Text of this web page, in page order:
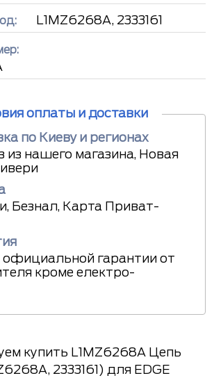
L1MZ6268A, 2333161
оплаты и доставки
по Киеву и регионах
из нашего магазина, Новая
Безнал, Карта Приват-
официальной гарантии от
кроме електро-
купить L1MZ6268A Цепь
2333161) для EDGE